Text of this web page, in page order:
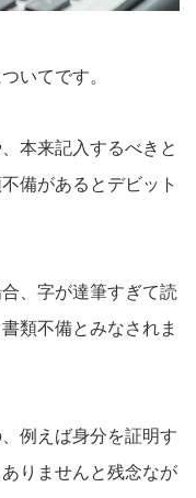
いてです。
本来記入するべきと
備があるとデビット
、字が達筆すぎて読
類不備とみなされま
例えば身分を証明す
りませんと残念なが